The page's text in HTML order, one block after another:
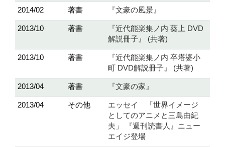
2014/02 著書 『文豪の風景』
2013/10 著書
『近代能楽集ノ内 葵上 DVD
解説冊子』 (共著)
2013/10 著書
『近代能楽集ノ内 卒塔婆小
町 DVD解説冊子』 (共著)
2013/04 著書 『文豪の家』
2013/04 その他
エッセイ 「世界イメージ
としてのアニメと三島由紀
夫」 『週刊読書人』ニュー
エイジ登場